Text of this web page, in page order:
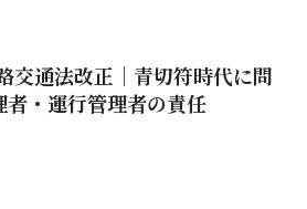
交通法改正｜青切符時代に問
・運行管理者の責任